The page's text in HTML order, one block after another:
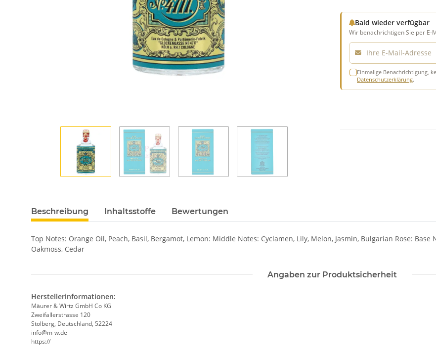
Bald wieder verfügbar
Wir benachrichtigen Sie per E-
E-Mail
Einmalige Benachrichtigung,
Datenschutzerklärung.
Beschreibung Inhaltsstoffe Bewertungen
Top Notes: Orange Oil, Peach, Basil, Bergamot, Lemon: Middle Notes: Cyclamen, Lily, Melon, Jasmin, Bulgarian Rose:
Oakmoss, Cedar
Angaben zur Produktsicherheit
Herstellerinformationen:
Mäurer & Wirtz GmbH Co KG
Zweifallerstrasse 120
Stolberg, Deutschland, 52224
info@m-w.de
https://